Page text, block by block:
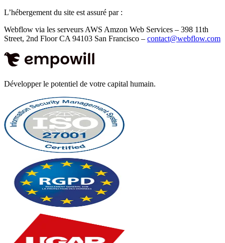
L’hébergement du site est assuré par :
Webflow via les serveurs AWS Amzon Web Services – 398 11th
Street, 2nd Floor CA 94103 San Francisco – contact@webflow.com
Développer le potentiel de votre capital humain.